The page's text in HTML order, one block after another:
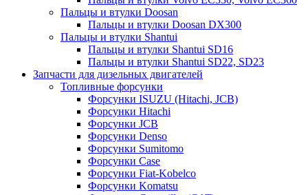
Пальцы и втулки Doosan
Пальцы и втулки Doosan DX300
Пальцы и втулки Shantui
Пальцы и втулки Shantui SD16
Пальцы и втулки Shantui SD22, SD23
Запчасти для дизельных двигателей
Топливные форсунки
Форсунки ISUZU (Hitachi, JCB)
Форсунки Hitachi
Форсунки JCB
Форсунки Denso
Форсунки Sumitomo
Форсунки Case
Форсунки Fiat-Kobelco
Форсунки Komatsu